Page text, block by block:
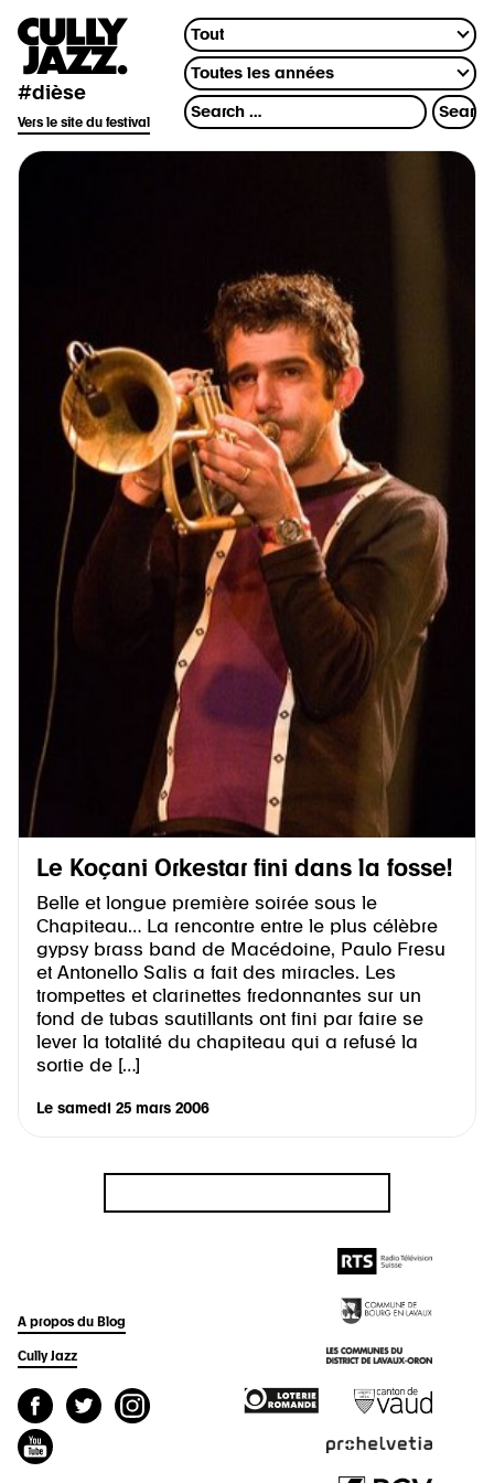
#dièse
Vers le site du festival
Le Koçani Orkestar fini dans la fosse!
Belle et longue première soirée sous le
Chapiteau… La rencontre entre le plus célèbre
gypsy brass band de Macédoine, Paulo Fresu
et Antonello Salis a fait des miracles. Les
trompettes et clarinettes fredonnantes sur un
fond de tubas sautillants ont fini par faire se
lever la totalité du chapiteau qui a refusé la
sortie de […]
Le samedi 25 mars 2006
A propos du Blog
Cully Jazz